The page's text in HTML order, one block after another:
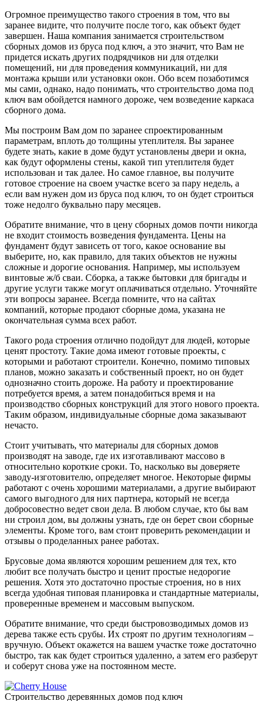
Огромное преимущество такого строения в том, что вы
заранее видите, что получите после того, как объект будет
завершен. Наша компания занимается строительством
сборных домов из бруса под ключ, а это значит, что Вам не
придется искать других подрядчиков ни для отделки
помещений, ни для проведения коммуникаций, ни для
монтажа крыши или установки окон. Обо всем позаботимся
мы сами, однако, надо понимать, что строительство дома под
ключ вам обойдется намного дороже, чем возведение каркаса
сборного дома.
Мы построим Вам дом по заранее спроектированным
параметрам, вплоть до толщины утеплителя. Вы заранее
будете знать, какие в доме будут установлены двери и окна,
как будут оформлены стены, какой тип утеплителя будет
использован и так далее. Но самое главное, вы получите
готовое строение на своем участке всего за пару недель, а
если вам нужен дом из бруса под ключ, то он будет строиться
тоже недолго буквально пару месяцев.
Обратите внимание, что в цену сборных домов почти никогда
не входит стоимость возведения фундамента. Цены на
фундамент будут зависеть от того, какое основание вы
выберите, но, как правило, для таких объектов не нужны
сложные и дорогие основания. Например, мы используем
винтовые ж/б сваи. Сборка, а также бытовки для бригады и
другие услуги также могут оплачиваться отдельно. Уточняйте
эти вопросы заранее. Всегда помните, что на сайтах
компаний, которые продают сборные дома, указана не
окончательная сумма всех работ.
Такого рода строения отлично подойдут для людей, которые
ценят простоту. Такие дома имеют готовые проекты, с
которыми и работают строители. Конечно, помимо типовых
планов, можно заказать и собственный проект, но он будет
однозначно стоить дороже. На работу и проектирование
потребуется время, а затем понадобиться время и на
производство сборных конструкций для этого нового проекта.
Таким образом, индивидуальные сборные дома заказывают
нечасто.
Стоит учитывать, что материалы для сборных домов
производят на заводе, где их изготавливают массово в
относительно короткие сроки. То, насколько вы доверяете
заводу-изготовителю, определяет многое. Некоторые фирмы
работают с очень хорошими материалами, а другие выбирают
самого выгодного для них партнера, который не всегда
добросовестно ведет свои дела. В любом случае, кто бы вам
ни строил дом, вы должны узнать, где он берет свои сборные
элементы. Кроме того, вам стоит проверить рекомендации и
отзывы о проделанных ранее работах.
Брусовые дома являются хорошим решением для тех, кто
любит все получать быстро и ценит простые недорогие
решения. Хотя это достаточно простые строения, но в них
всегда удобная типовая планировка и стандартные материалы,
проверенные временем и массовым выпуском.
Обратите внимание, что среди быстровозводимых домов из
дерева также есть срубы. Их строят по другим технологиям –
вручную. Объект окажется на вашем участке тоже достаточно
быстро, так как будет строиться удаленно, а затем его разберут
и соберут снова уже на постоянном месте.
Строительство деревянных домов под ключ